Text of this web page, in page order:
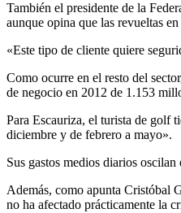
También el presidente de la
aunque opina que las revueltas
«Este tipo de cliente quiere
Como ocurre en el resto del
de negocio en 2012 de 1.153
Para Escauriza, el turista de golf
diciembre y de febrero a mayo».
Sus gastos medios diarios
Además, como apunta Cristóbal
no ha afectado prácticamente la